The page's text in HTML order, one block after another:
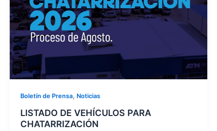
Boletín de Prensa, Noticias
LISTADO DE VEHÍCULOS PARA
CHATARRIZACIÓN